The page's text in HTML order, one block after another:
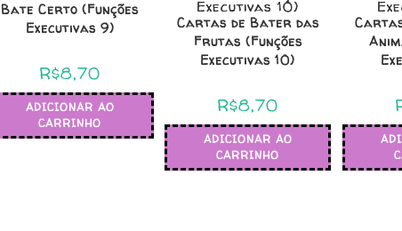
Bate Certo (Funções
Executivas 9)
R$8,70
ADICIONAR AO
CARRINHO
Cartas de Bater das
Frutas (Funções
Executivas 10)
R$8,70
ADICIONAR AO
CARRINHO